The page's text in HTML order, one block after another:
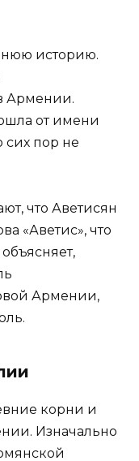
историю.
Армении.
от имени
сих пор не
что Аветисян
«Аветис», что
Армении,
корни и
Изначально